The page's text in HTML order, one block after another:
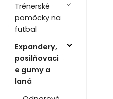
Trénerské
pomôcky na
futbal
Expandery,
posilňovaci
e gumy a
laná